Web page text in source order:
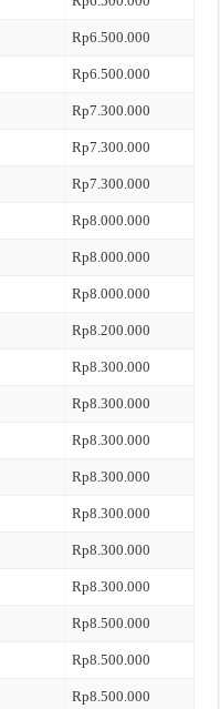
Rp6.500.000
Rp6.500.000
Rp7.300.000
Rp7.300.000
Rp7.300.000
Rp8.000.000
Rp8.000.000
Rp8.000.000
Rp8.200.000
Rp8.300.000
Rp8.300.000
Rp8.300.000
Rp8.300.000
Rp8.300.000
Rp8.300.000
Rp8.300.000
Rp8.500.000
Rp8.500.000
Rp8.500.000